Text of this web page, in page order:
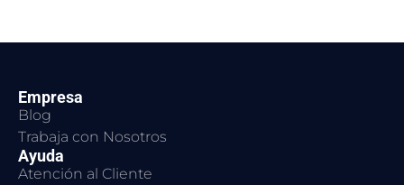
Empresa
Blog
Trabaja con Nosotros
Ayuda
Atención al Cliente